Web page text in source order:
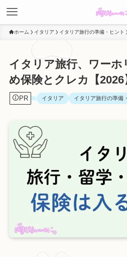
ホーム イタリア イタリア旅行の準備・ヒント
イタリア旅行、ワーホ
め保険とクレカ【2026
PR イタリア イタリア旅行の準備